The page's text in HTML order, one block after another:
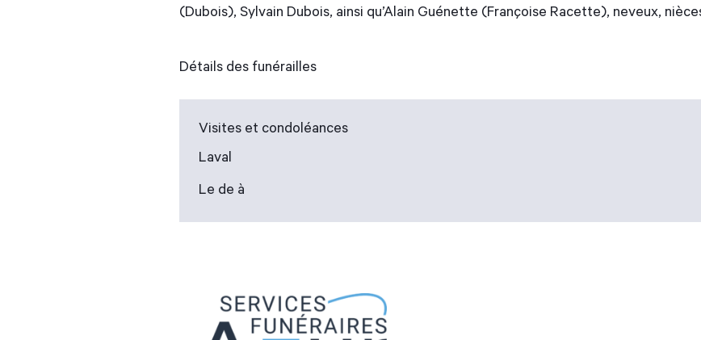
(Dubois), Sylvain Dubois, ainsi qu’Alain Guénette (Françoise Racette), neveux,
Détails des funérailles
Visites et condoléances
Laval
Le de à